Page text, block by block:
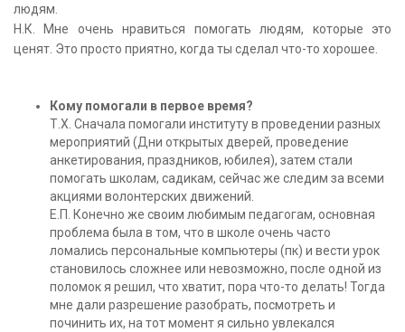
людям.
Н.К. Мне очень нравиться помогать людям, которые это
ценят. Это просто приятно, когда ты сделал что-то хорошее.
Кому помогали в первое время?
Т.Х. Сначала помогали институту в проведении разных
мероприятий (Дни открытых дверей, проведение
анкетирования, праздников, юбилея), затем стали
помогать школам, садикам, сейчас же следим за всеми
акциями волонтерских движений.
Е.П. Конечно же своим любимым педагогам, основная
проблема была в том, что в школе очень часто
ломались персональные компьютеры (пк) и вести урок
становилось сложнее или невозможно, после одной из
поломок я решил, что хватит, пора что-то делать! Тогда
мне дали разрешение разобрать, посмотреть и
починить их, на тот момент я сильно увлекался